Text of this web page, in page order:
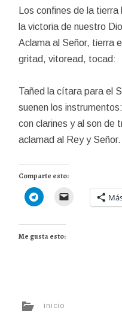
Los confines de la
la victoria de nuestro
Aclama al Señor, tierra
gritad, vitoread, tocad:
Tañed la cítara para el
suenen los instrumentos:
con clarines y al son de
aclamad al Rey y Señor.
Comparte esto:
Me gusta esto:
inicio